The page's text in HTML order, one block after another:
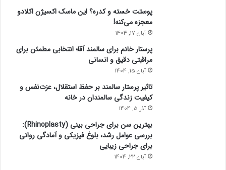
پوستت خسته و کدره؟ این ماسک اکسیژن اکلادو
معجزه می‌کنه!
آبان 17, 1404
پرستار خانم برای سالمند آقا؛ انتخابی مطمئن برای
مراقبتی دقیق و انسانی
آبان 15, 1404
تاثیر پرستار سالمند بر حفظ استقلال، عزت‌نفس و
کیفیت زندگی سالمندان در خانه
آذر 5, 1404
بهترین سن برای جراحی بینی (Rhinoplasty):
بررسی عوامل رشد، بلوغ فیزیکی و آمادگی روانی
برای جراحی زیبایی
آبان 22, 1404